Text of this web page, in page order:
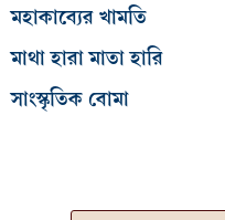
মহাকাব্যের খামতি
মাথা হারা মাতা হারি
সাংস্কৃতিক বোমা